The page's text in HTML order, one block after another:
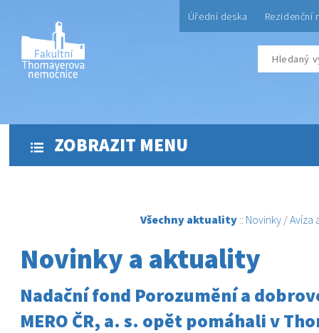
Úřední deska Rezidenční
ZOBRAZIT MENU
Všechny aktuality :: Novinky /Avíza
Novinky a aktuality
Nadační fond Porozumění a
MERO ČR, a. s. opět pomáhali v